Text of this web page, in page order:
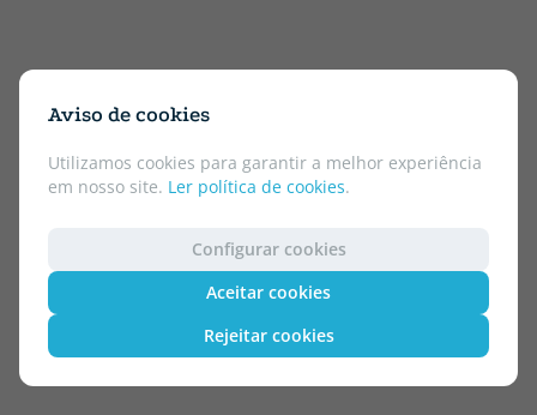
Aviso de cookies
Utilizamos cookies para garantir a melhor experiência
em nosso site. Ler política de cookies.
Configurar cookies
Aceitar cookies
Rejeitar cookies